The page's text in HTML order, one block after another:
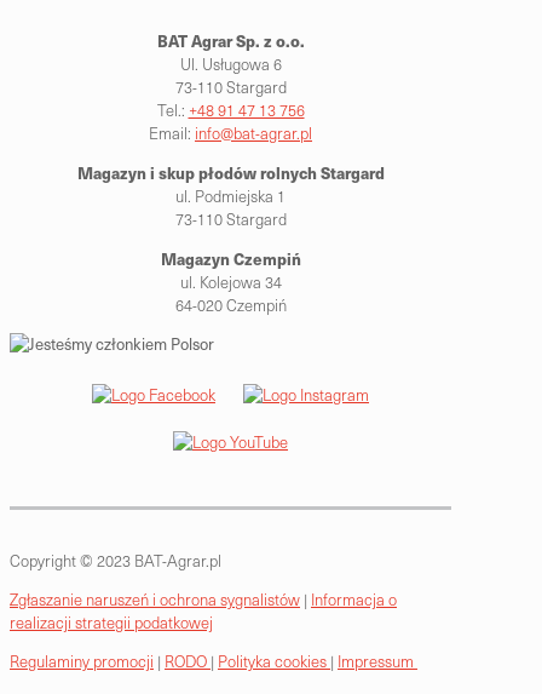
BAT Agrar Sp. z o.o.
Ul. Usługowa 6
73-110 Stargard
Tel.: +48 91 47 13 756
Email: info@bat-agrar.pl
Magazyn i skup płodów rolnychStargard
ul. Podmiejska 1
73-110 Stargard
Magazyn Czempiń
ul. Kolejowa 34
64-020 Czempiń
Copyright © 2023 BAT-Agrar.pl
Zgłaszanie naruszeń i ochrona sygnalistów | Informacja o
realizacji strategii podatkowej
Regulaminy promocji | RODO | Polityka cookies | Impressum